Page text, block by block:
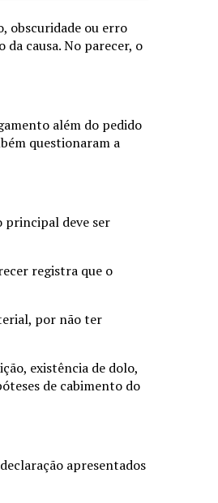
obscuridade ou erro
causa. No parecer, o
além do pedido
questionaram a
principal deve ser
registra que o
por não ter
existência de dolo,
de cabimento do
apresentados